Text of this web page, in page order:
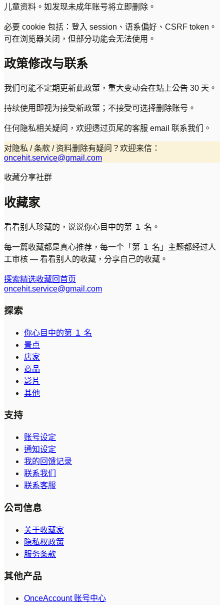
儿童资料。如发现未成年账号将立即删除。
必要 cookie 包括：登入 session、语系偏好、CSRF token。
可在浏览器关闭，但部分功能会无法使用。
政策修改与联系
我们可能不定期更新此政策，重大变动会在站上公告 30 天。
持续使用即视为接受新政策；不接受可选择删除账号。
任何隐私相关疑问，欢迎透过页尾的客服 email 联系我们。
对隐私 / 条款 / 资料删除有疑问？欢迎来信：
oncehit.service@gmail.com
收藏分享社群
收藏家
看看别人珍藏的，说说你心目中的第 １ 名。
每一篇收藏都是真心推荐，每一个「第 １ 名」主题都经过人
工审核 — 看看别人的收藏，分享自己的收藏。
探索精选收藏回首页
oncehit.service@gmail.com
探索
你心目中的第 １ 名
景点
店家
商品
影片
其他
支持
账号设定
通知设定
我的回馈记录
联系我们
联系客服
公司信息
关于收藏家
隐私权政策
服务条款
其他产品
OnceAccount 账号中心